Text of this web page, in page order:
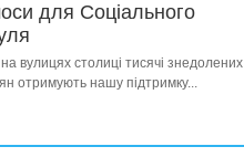
для Соціального
вулицях столиці тисячі знедолених
отримують нашу підтримку...